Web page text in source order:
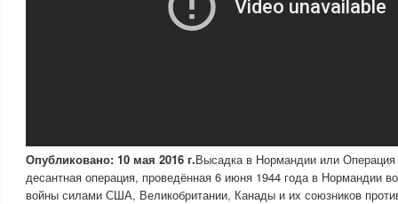
Опубликовано: 10 мая 2016 г.Высадка в Нормандии или
десантная операция, проведённая 6 июня 1944 года в Нормандии
войны силами США, Великобритании, Канады и их союзников